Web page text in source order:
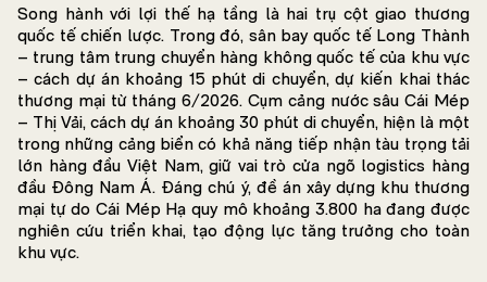
Song hành với lợi thế hạ tầng là hai trụ cột giao thương
quốc tế chiến lược. Trong đó, sân bay quốc tế Long Thành
– trung tâm trung chuyển hàng không quốc tế của khu vực
– cách dự án khoảng 15 phút di chuyển, dự kiến khai thác
thương mại từ tháng 6/2026. Cụm cảng nước sâu Cái Mép
– Thị Vải, cách dự án khoảng 30 phút di chuyển, hiện là một
trong những cảng biển có khả năng tiếp nhận tàu trọng tải
lớn hàng đầu Việt Nam, giữ vai trò cửa ngõ logistics hàng
đầu Đông Nam Á. Đáng chú ý, đề án xây dựng khu thương
mại tự do Cái Mép Hạ quy mô khoảng 3.800 ha đang được
nghiên cứu triển khai, tạo động lực tăng trưởng cho toàn
khu vực.